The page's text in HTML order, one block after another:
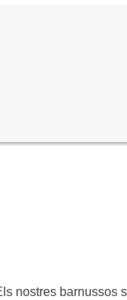
nostres barnussos